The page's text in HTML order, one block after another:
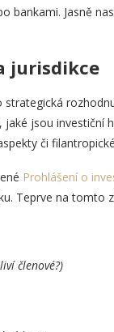
bankami. Jasně
jurisdikce
jsou investiční
či
Prohlášení o
Teprve na tomto
členové?)